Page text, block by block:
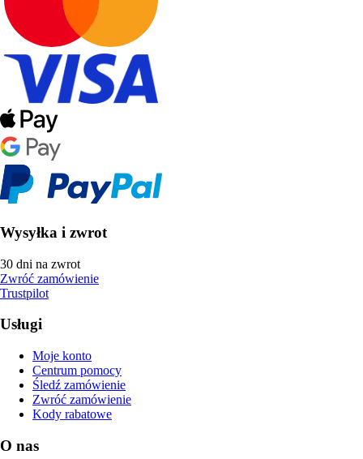
Wysyłka i zwrot
30 dni na zwrot
Zwróć zamówienie
Trustpilot
Usługi
Moje konto
Centrum pomocy
Śledź zamówienie
Zwróć zamówienie
Kody rabatowe
O nas